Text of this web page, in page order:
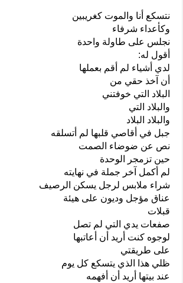
نتسكع أنا والموت كغريبين
وكأعداء شرفاء
نجلس على طاولة واحدة
أقول له:
لدي أشياء لم أقم بعملها
أن آخذ حقي من
البلاد التي خوفتني
والبلاد التي
والبلاد البلاد
جبل في أقاصي قلبها لم أتسلقه
نص عن ضوضاء الصمت
حين تزمجر الوحدة
لم أكمل آخر جملة في نهايته
شراء ملابس لرجل يسكن الرصيف
عناق مؤجل وديون على هيئة
قبلات
صفعات يدي التي لم تصل
لوجوه كنت أريد أن أعاتبها
على طريقتي
ظلي هذا الذي يتسكع كل يوم
عند بيتها أريد أن أفهمه